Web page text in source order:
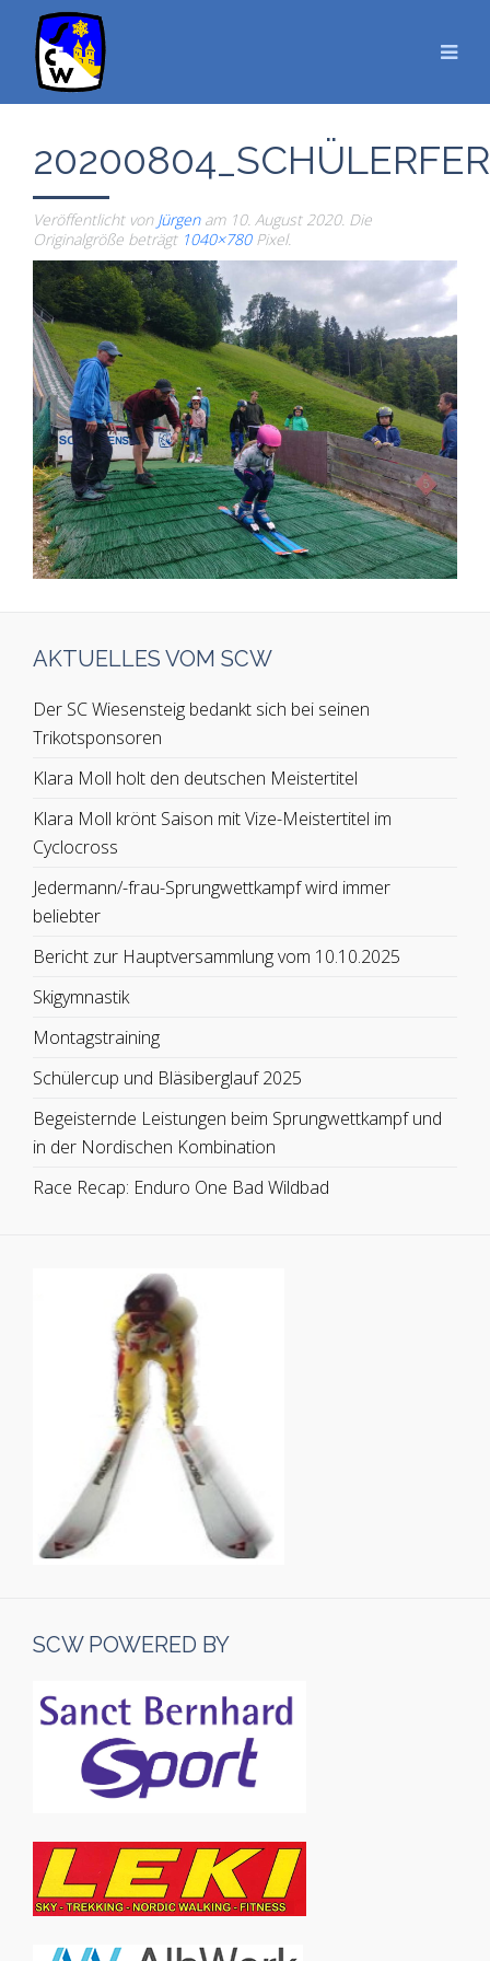
Veröffentlicht von Jürgenam 10. August 2020. Die
Originalgröße beträgt 1040×780Pixel.
AKTUELLES VOM SCW
Der SC Wiesensteig bedankt sich bei seinen
Trikotsponsoren
Klara Moll holt den deutschen Meistertitel
Klara Moll krönt Saison mit Vize-Meistertitel im
Cyclocross
Jedermann/-frau-Sprungwettkampf wird immer
beliebter
Bericht zur Hauptversammlung vom 10.10.2025
Skigymnastik
Montagstraining
Schülercup und Bläsiberglauf 2025
Begeisternde Leistungen beim Sprungwettkampf und
in der Nordischen Kombination
Race Recap: Enduro One Bad Wildbad
SCW POWERED BY